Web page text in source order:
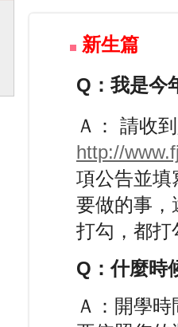
新生篇
Q：我是今
Ａ： 請收
http://
項公告並填
要做的事，
打勾，都打
Q：什麼時
Ａ：開學